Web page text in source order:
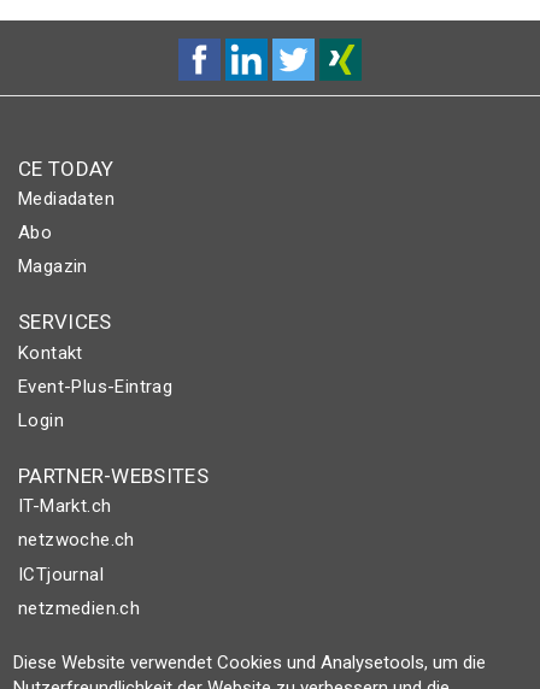
CE TODAY
Mediadaten
Abo
Magazin
SERVICES
Kontakt
Event-Plus-Eintrag
Login
PARTNER-WEBSITES
IT-Markt.ch
netzwoche.ch
ICTjournal
netzmedien.ch
© NETZMEDIEN AG 2026
Diese Website verwendet Cookies und Analysetools, um die